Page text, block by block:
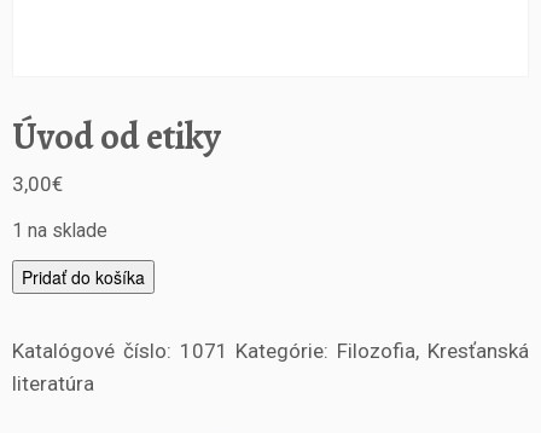
Úvod od etiky
3,00€
1 na sklade
m
n
ž
s
Pridať do košíka
Katalógové číslo: 1071 Kategórie: Filozofia, Kresťanská
literatúra